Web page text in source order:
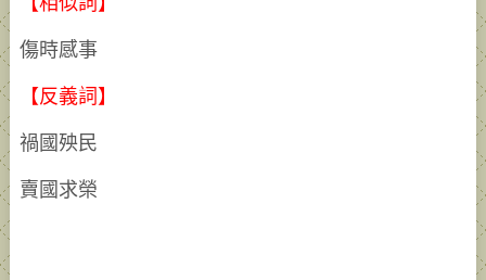
傷時感事
【反義詞】
禍國殃民
賣國求榮